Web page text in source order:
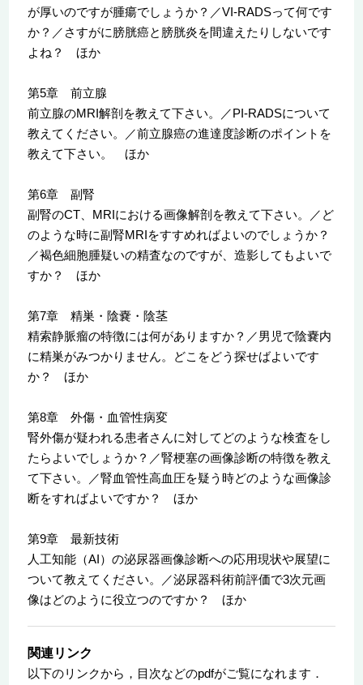
が厚いのですが腫瘍でしょうか？／VI-RADSって何です
か？／さすがに膀胱癌と膀胱炎を間違えたりしないです
よね？ ほか
第5章 前立腺
前立腺のMRI解剖を教えて下さい。／PI-RADSについて
教えてください。／前立腺癌の進達度診断のポイントを
教えて下さい。 ほか
第6章 副腎
副腎のCT、MRIにおける画像解剖を教えて下さい。／ど
のような時に副腎MRIをすすめればよいのでしょうか？
／褐色細胞腫疑いの精査なのですが、造影してもよいで
すか？ ほか
第7章 精巣・陰嚢・陰茎
精索静脈瘤の特徴には何がありますか？／男児で陰嚢内
に精巣がみつかりません。どこをどう探せばよいです
か？ ほか
第8章 外傷・血管性病変
腎外傷が疑われる患者さんに対してどのような検査をし
たらよいでしょうか？／腎梗塞の画像診断の特徴を教え
て下さい。／腎血管性高血圧を疑う時どのような画像診
断をすればよいですか？ ほか
第9章 最新技術
人工知能（AI）の泌尿器画像診断への応用現状や展望に
ついて教えてください。／泌尿器科術前評価で3次元画
像はどのように役立つのですか？ ほか
関連リンク
以下のリンクから，目次などのpdfがご覧になれます．